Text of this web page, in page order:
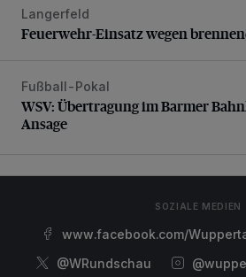
Feuerwehr-Einsatz wegen
Langerfeld
Feuerwehr-Einsatz wegen
WSV: Übertragung im Barmer
Fußball-Pokal
WSV: Übertragung im Barmer
Ansage
SOZIALE MEDIEN
www.facebook.com/
@WRundschau